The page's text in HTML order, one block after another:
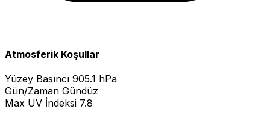
Atmosferik Koşullar
Yüzey Basıncı 905.1 hPa
Gün/Zaman Gündüz
Max UV İndeksi 7.8